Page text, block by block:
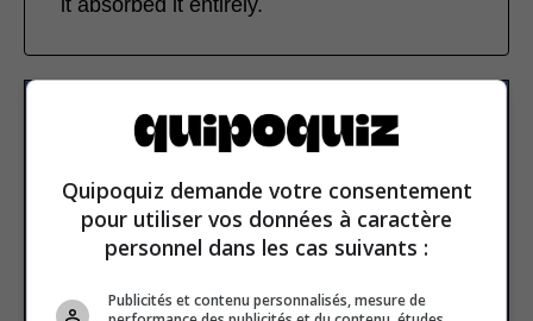
it absorbed it entirely.
Subscribe to our
newsletter
Email address
Quipoquiz demande votre consentement
pour utiliser vos données à caractère
personnel dans les cas suivants :
Publicités et contenu personnalisés, mesure de